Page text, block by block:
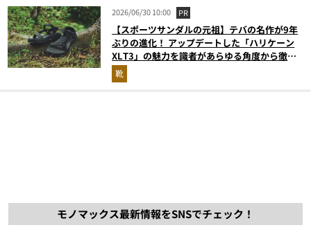
2026/06/30 10:00 PR
【スポーツサンダルの元祖】テバの名作が9年
ぶりの進化！ アップデートした「ハリケーン
XLT3」の魅力を識者があらゆる角度から徹底
解説！
靴
モノマックス最新情報をSNSでチェック！